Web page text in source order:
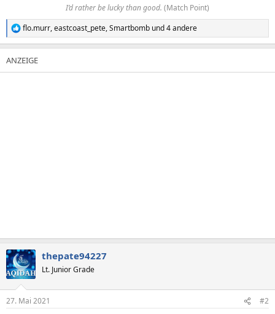
I’d rather be lucky than good. (Match Point)​
R
e
a
k
t
flo.murr,eastcoast_pete,Smartbomb und 4 andere
thepate94227
Lt. Junior Grade
27. Mai 2021 #2